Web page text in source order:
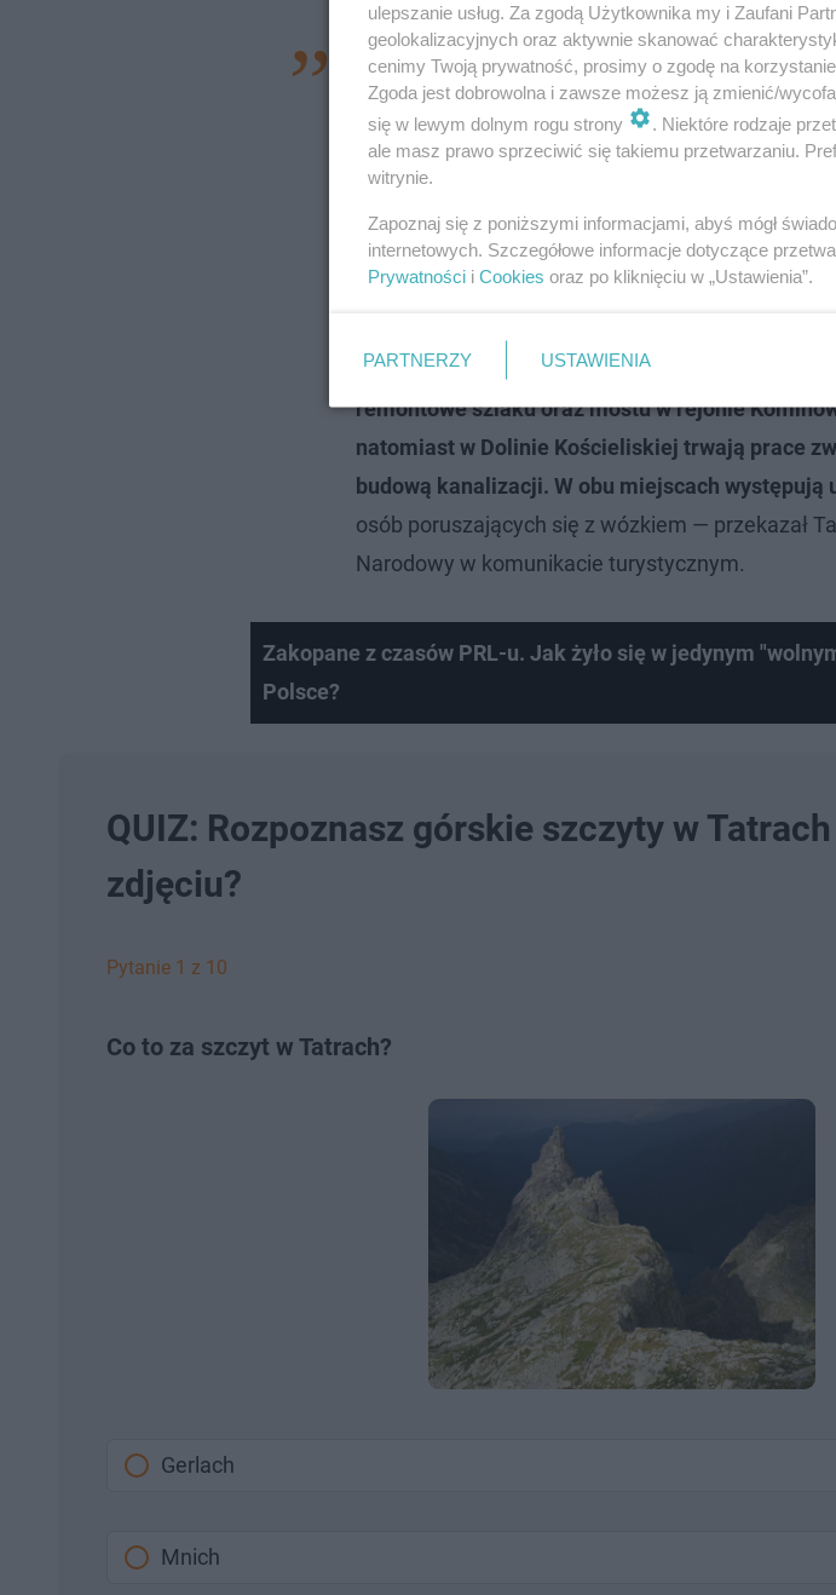
— W Tatrach panuje bardzo duży ruch turystyczny
trudniejszych technicznie, zwłaszcza tam, gdzie
tworzą się kolejki, co wydłuża czas trwania
dotyczy to m.in. kopuły szczytowej Giewontu,
rejonu Orlej Perci.Na odcinku szlaku od
do Rakonia prowadzone są prace związane z
poprawą odwodnienia oraz ogólną modernizacją
remoncie.W Dolinie Strążyskiej prowadzone są
remontowe szlaku oraz mostu w rejonie
natomiast w Dolinie Kościeliskiej trwają prace
budową kanalizacji. W obu miejscach występują
osób poruszających się z wózkiem — przekazał
Narodowy w komunikacie turystycznym.
Zakopane z czasów PRL-u. Jak żyło się w jedynym
Polsce?
QUIZ: Rozpoznasz górskie szczyty w
zdjęciu?
Pytanie 1 z 10
Co to za szczyt w Tatrach?
Gerlach
Mnich
ulepszanie usług. Za zgodą Użytkownika my i Zaufani
geolokalizacyjnych oraz aktywnie skanować
cenimy Twoją prywatność, prosimy o zgodę na
Zgoda jest dobrowolna i zawsze możesz ją zmienić/
się w lewym dolnym rogu strony
. Niektóre rodzaje
ale masz prawo sprzeciwić się takiemu przetwarzaniu.
witrynie.
Zapoznaj się z poniższymi informacjami, abyś mógł
internetowych. Szczegółowe informacje dotyczące
Prywatności i Cookies oraz po kliknięciu w „Ustawienia”.
PARTNERZY USTAWIENIA